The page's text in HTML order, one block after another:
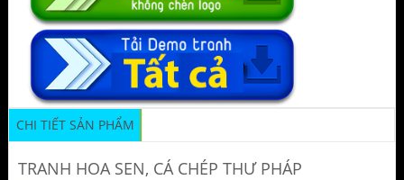
CHI TIẾT SẢN PHẨM
TRANH HOA SEN, CÁ CHÉP THƯ PHÁP